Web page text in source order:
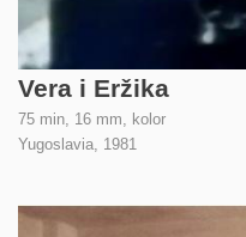
Vera i Eržika
75 min, 16 mm, kolor
Yugoslavia, 1981